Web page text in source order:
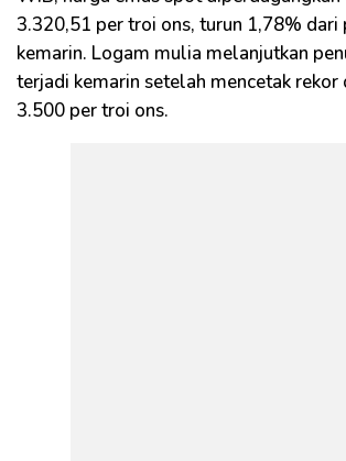
3.320,51 per troi ons, turun 1,78% dari
kemarin. Logam mulia melanjutkan
terjadi kemarin setelah mencetak rekor
3.500 per troi ons.